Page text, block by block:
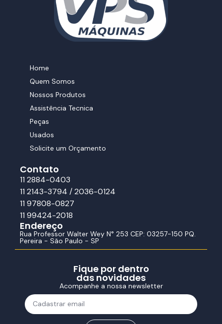
Home
Quem Somos
Nossos Produtos
Assistência Tecnica
Peças
Usados
Solicite um Orçamento
Contato
11 2884-0403
11 2143-3794 / 2036-0124
11 97808-0827
11 99424-2018
Endereço
Rua Professor Walter Wey N° 253 CEP: 03257-150 PQ.
Pereira - São Paulo - SP
Fique por dentro
das novidades
Acompanhe a nossa newsletter